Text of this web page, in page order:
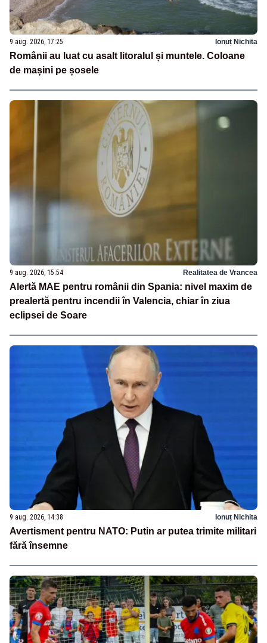
9 aug. 2026, 17:25 Ionuț Nichita
Românii au luat cu asalt litoralul și muntele. Coloane
de mașini pe șosele
9 aug. 2026, 15:54 Realitatea de Vrancea
Alertă MAE pentru românii din Spania: nivel maxim de
prealertă pentru incendii în Valencia, chiar în ziua
eclipsei de Soare
9 aug. 2026, 14:38 Ionuț Nichita
Avertisment pentru NATO: Putin ar putea trimite militari
fără însemne